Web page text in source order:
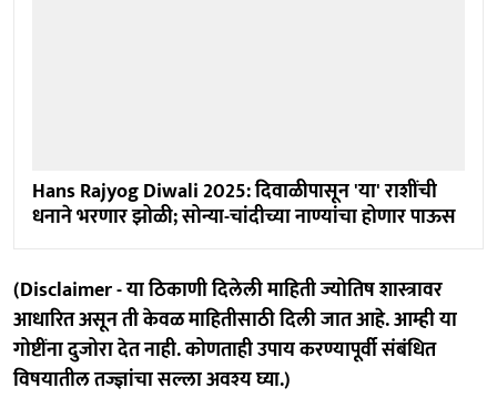
Hans Rajyog Diwali 2025: दिवाळीपासून 'या' राशींची
धनाने भरणार झोळी; सोन्या-चांदीच्या नाण्यांचा होणार पाऊस
(Disclaimer - या ठिकाणी दिलेली माहिती ज्योतिष शास्त्रावर
आधारित असून ती केवळ माहितीसाठी दिली जात आहे. आम्ही या
गोष्टींना दुजोरा देत नाही. कोणताही उपाय करण्यापूर्वी संबंधित
विषयातील तज्ज्ञांचा सल्ला अवश्य घ्या.)